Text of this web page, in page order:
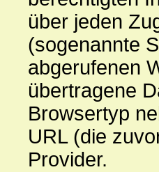
über jeden
(sogenannte
abgerufenen
übertragene
Browsertyp
URL (die
Provider.